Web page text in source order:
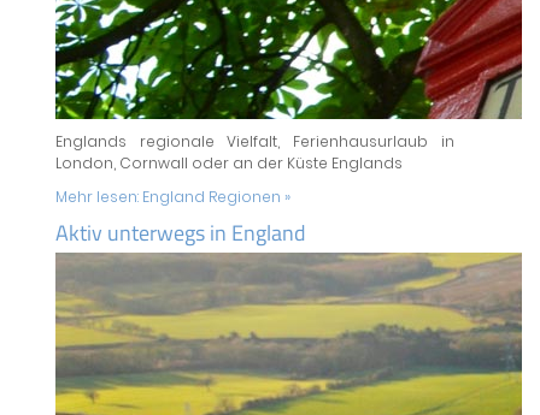
Englands regionale Vielfalt, Ferienhausurlaub in
London, Cornwall oder an der Küste Englands
Mehr lesen: England Regionen »
Aktiv unterwegs in England